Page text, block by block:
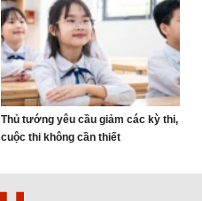
Thủ tướng yêu cầu giảm các kỳ thi,
cuộc thi không cần thiết